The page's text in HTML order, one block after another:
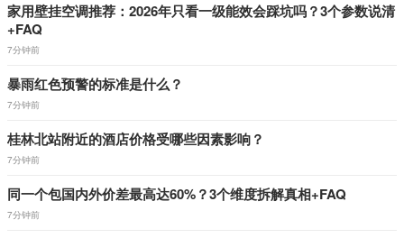
家用壁挂空调推荐：2026年只看一级能效会踩坑吗？3个参数说清
+FAQ
7分钟前
暴雨红色预警的标准是什么？
7分钟前
桂林北站附近的酒店价格受哪些因素影响？
7分钟前
同一个包国内外价差最高达60%？3个维度拆解真相+FAQ
7分钟前